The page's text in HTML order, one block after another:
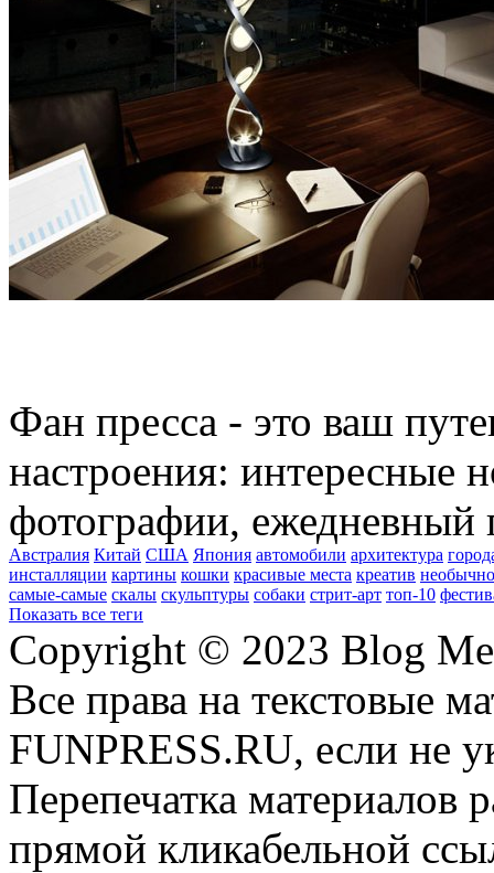
Фан пресса - это ваш
настроения: интересные
фотографии, ежедневный
Австралия Китай США Япония автомобили архитектура
инсталляции картины кошки красивые места креатив
самые-самые скалы скульптуры собаки стрит-арт топ-10
Показать все теги
Copyright © 2023 Blog
Все права на текстовые
FUNPRESS.RU, если не
Перепечатка материалов
прямой кликабельной